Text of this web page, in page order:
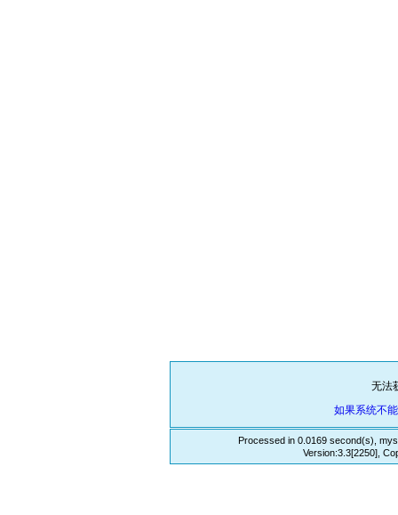
无法
如果系统不
Processed in 0.0169 second(s),
Version:3.3[2250],